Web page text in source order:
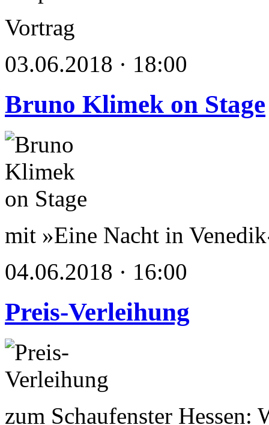
Vortrag
03.06.2018 · 18:00
Bruno Klimek on Stage
mit »Eine Nacht in
04.06.2018 · 16:00
Preis-Verleihung
zum Schaufenster Hessen: